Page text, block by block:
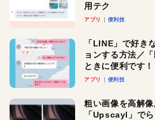
用テク
アプリ 便利技
「LINE」で好き
ョンする方法／
ときに便利です！
アプリ 便利技
粗い画像を高解
「Upscayl」で